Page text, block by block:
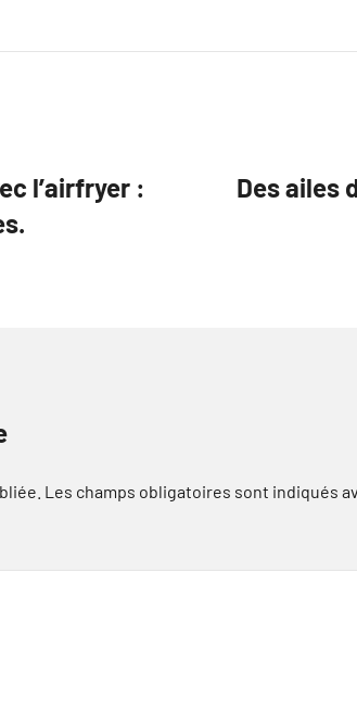
l’airfryer :
Des ailes
Les champs obligatoires sont indiqués